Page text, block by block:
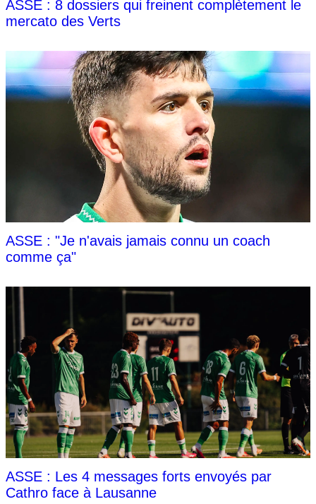
ASSE : 8 dossiers qui freinent complètement le
mercato des Verts
ASSE : "Je n'avais jamais connu un coach
comme ça"
ASSE : Les 4 messages forts envoyés par
Cathro face à Lausanne